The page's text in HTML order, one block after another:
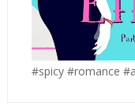
#spicy #romance